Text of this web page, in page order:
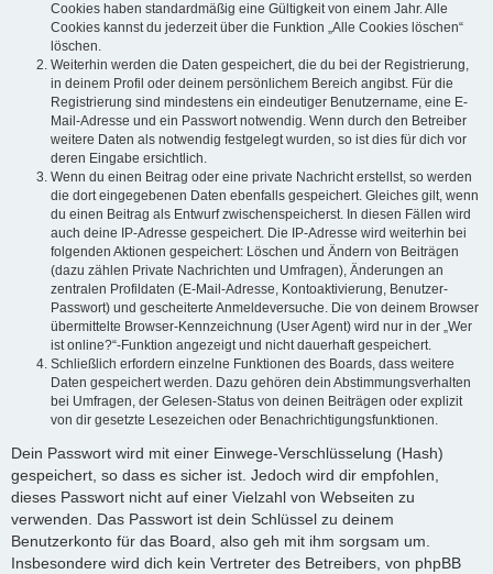
Cookies haben standardmäßig eine Gültigkeit von einem Jahr. Alle
Cookies kannst du jederzeit über die Funktion „Alle Cookies löschen“
löschen.
Weiterhin werden die Daten gespeichert, die du bei der Registrierung,
in deinem Profil oder deinem persönlichem Bereich angibst. Für die
Registrierung sind mindestens ein eindeutiger Benutzername, eine E-
Mail-Adresse und ein Passwort notwendig. Wenn durch den Betreiber
weitere Daten als notwendig festgelegt wurden, so ist dies für dich vor
deren Eingabe ersichtlich.
Wenn du einen Beitrag oder eine private Nachricht erstellst, so werden
die dort eingegebenen Daten ebenfalls gespeichert. Gleiches gilt, wenn
du einen Beitrag als Entwurf zwischenspeicherst. In diesen Fällen wird
auch deine IP-Adresse gespeichert. Die IP-Adresse wird weiterhin bei
folgenden Aktionen gespeichert: Löschen und Ändern von Beiträgen
(dazu zählen Private Nachrichten und Umfragen), Änderungen an
zentralen Profildaten (E-Mail-Adresse, Kontoaktivierung, Benutzer-
Passwort) und gescheiterte Anmeldeversuche. Die von deinem Browser
übermittelte Browser-Kennzeichnung (User Agent) wird nur in der „Wer
ist online?“-Funktion angezeigt und nicht dauerhaft gespeichert.
Schließlich erfordern einzelne Funktionen des Boards, dass weitere
Daten gespeichert werden. Dazu gehören dein Abstimmungsverhalten
bei Umfragen, der Gelesen-Status von deinen Beiträgen oder explizit
von dir gesetzte Lesezeichen oder Benachrichtigungsfunktionen.
Dein Passwort wird mit einer Einwege-Verschlüsselung (Hash)
gespeichert, so dass es sicher ist. Jedoch wird dir empfohlen,
dieses Passwort nicht auf einer Vielzahl von Webseiten zu
verwenden. Das Passwort ist dein Schlüssel zu deinem
Benutzerkonto für das Board, also geh mit ihm sorgsam um.
Insbesondere wird dich kein Vertreter des Betreibers, von phpBB